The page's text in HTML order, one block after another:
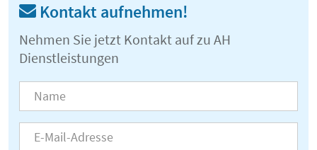
Kontakt aufnehmen!
Nehmen Sie jetzt Kontakt auf zu AH
Dienstleistungen